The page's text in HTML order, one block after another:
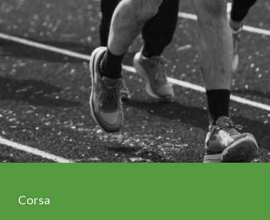
Corsa